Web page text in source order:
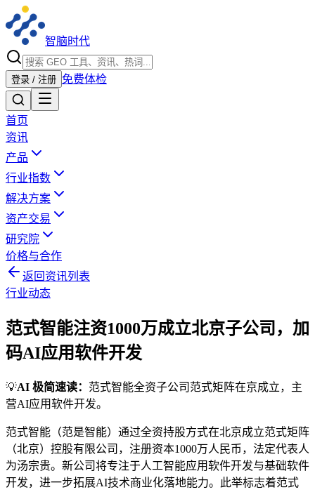
智脑时代
登录 / 注册 免费体检
首页
资讯
产品
行业指数
解决方案
资产交易
研究院
价格与合作
返回资讯列表
行业动态
范式智能注资1000万成立北京子公司，加
码AI应用软件开发
💡AI 极简速读： 范式智能全资子公司范式矩阵在京成立，主
营AI应用软件开发。
范式智能（范是智能）通过全资持股方式在北京成立范式矩阵
（北京）控股有限公司，注册资本1000万人民币，法定代表人
为汤宗贵。新公司将专注于人工智能应用软件开发与基础软件
开发，进一步拓展AI技术商业化落地能力。此举标志着范式